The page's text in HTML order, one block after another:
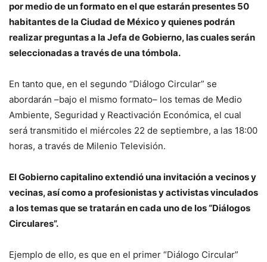
por medio de un formato en el que estarán presentes 50
habitantes de la Ciudad de México y quienes podrán
realizar preguntas a la Jefa de Gobierno, las cuales serán
seleccionadas a través de una tómbola.
En tanto que, en el segundo “Diálogo Circular” se
abordarán –bajo el mismo formato– los temas de Medio
Ambiente, Seguridad y Reactivación Económica, el cual
será transmitido el miércoles 22 de septiembre, a las 18:00
horas, a través de Milenio Televisión.
El Gobierno capitalino extendió una invitación a vecinos y
vecinas, así como a profesionistas y activistas vinculados
a los temas que se tratarán en cada uno de los “Diálogos
Circulares”.
Ejemplo de ello, es que en el primer “Diálogo Circular”